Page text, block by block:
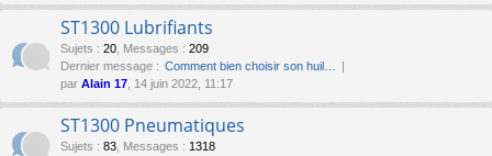
ST1300 Lubrifiants
Sujets : 20 Messages : 209
Dernier message : Comment bien choisir son huil…
par Alain 17 , 14 juin 2022, 11:17
ST1300 Pneumatiques
Sujets : 83 Messages : 1318